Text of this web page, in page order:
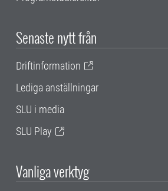
Senaste nytt från
Driftinformation
Lediga anställningar
SLU i media
SLU Play
Vanliga verktyg